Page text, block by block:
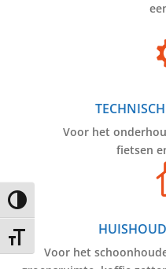
Keuze voor hoog contrast
Kies grootte van het
Voor het
fietsen
Voor het